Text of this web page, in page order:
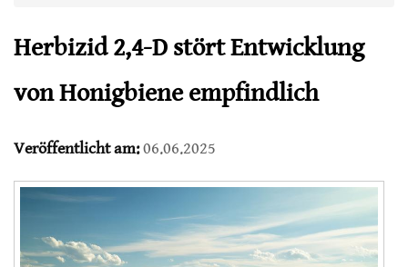
Herbizid 2,4-D stört Entwicklung
von Honigbiene empfindlich
Veröffentlicht am:06.06.2025